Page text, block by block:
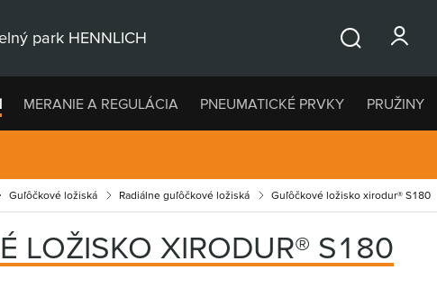
park HENNLICH
MERANIE A REGULÁCIA PNEUMATICKÉ PRVKY PRUŽINY
Guľôčkové ložiská Radiálne guľôčkové ložiská Guľôčkové ložisko xirodur® S180
LOŽISKO XIRODUR® S180